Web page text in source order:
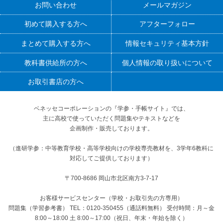
お問い合わせ メールマガジン
初めて購入する方へ アフターフォロー
まとめて購入する方へ 情報セキュリティ基本方針
教科書供給所の方へ 個人情報の取り扱いについて
お取引書店の方へ
ベネッセコーポレーションの『学参・手帳サイト』 では、
主に高校で使っていただく問題集やテキストなどを
企画制作・販売しております。
（進研学参：中等教育学校・高等学校向けの学校専売教材を、3学年6教科に
対応してご提供しております）
〒700-8686 岡山市北区南方3-7-17
お客様サービスセンター（学校・お取引先の方専用）
問題集（学習参考書） TEL：0120-350455（通話料無料） 受付時間：月～金
8:00～18:00 土 8:00～17:00（祝日、年末・年始を除く）